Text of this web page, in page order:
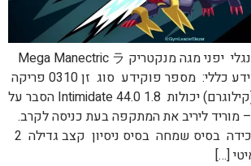
תמונה: שם: עברי אנגלי יפני מגה מנקטריק Mega Manectric ラ
イボルト (Livolt) מידע כללי: מספר פוקידע סוג זן 0310 פריקה
גובה (מטר) משקל (קילוגרם) יכולות 1.8 44.0 Intimidate הסבר על
היכולות: Intimidate – מוריד ליריב את המתקפה בעת כניסה לקרב.
אימונים: EV סיכוי לכידה בסיס שמחה בסיס ניסיון קצב גדילה 2